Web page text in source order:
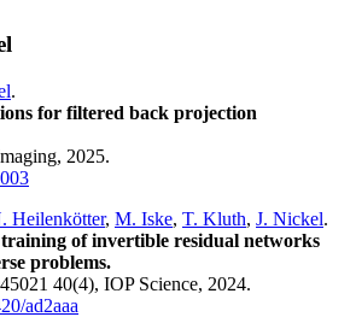
.
for filtered back projection
2025.
Heilenkötter, M. Iske, T. Kluth, J. Nickel.
of invertible residual networks
problems.
40(4), IOP Science, 2024.
ad2aaa